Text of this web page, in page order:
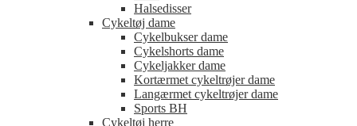
Halsedisser
Cykeltøj dame
Cykelbukser dame
Cykelshorts dame
Cykeljakker dame
Kortærmet cykeltrøjer dame
Langærmet cykeltrøjer dame
Sports BH
Cykeltøj herre